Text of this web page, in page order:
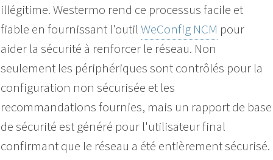
illégitime. Westermo rend ce processus facile et
fiable en fournissant l'outilWeConfig NCM pour
aider la sécurité à renforcer le réseau. Non
seulement les périphériques sont contrôlés pour la
configuration non sécurisée et les
recommandations fournies, mais un rapport de base
de sécurité est généré pour l'utilisateur final
confirmant que le réseau a été entièrement sécurisé.